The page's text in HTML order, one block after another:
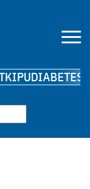
KIPUDIABETES